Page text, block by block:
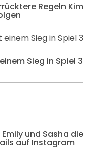
Regeln Kim
Sieg in Spiel 3
und Sasha die
auf Instagram